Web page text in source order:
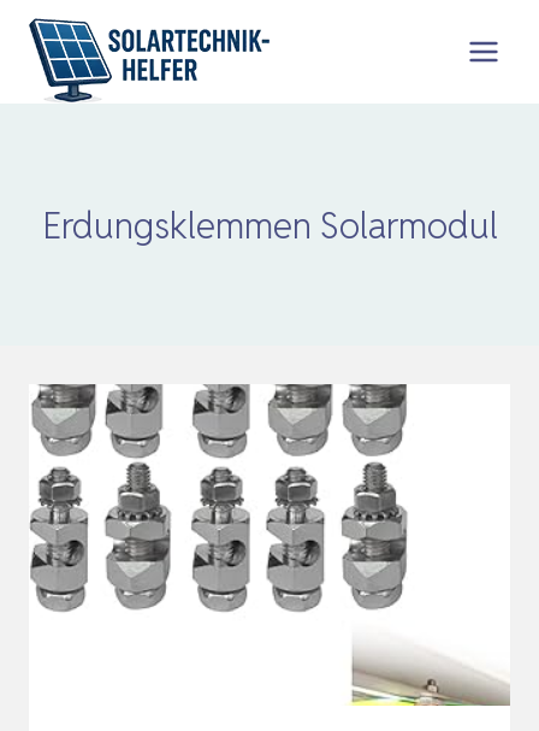
Zum
Inhalt
springen
Erdungsklemmen Solarmodul